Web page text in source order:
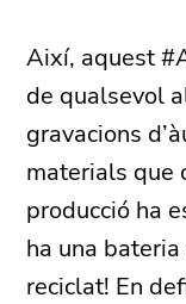
Així, aquest
de qualsevol
gravacions
materials que
producció ha
ha una
reciclat! En